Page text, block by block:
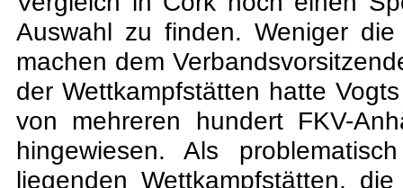
Auswahl zu finden. Weniger
machen dem
der Wettkampfstätten hatte
von mehreren hundert FKV-
hingewiesen. Als
liegenden Wettkampfstätten,